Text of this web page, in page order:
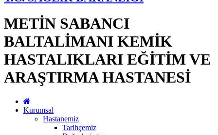
METİN SABANCI
BALTALİMANI KEMİK
HASTALIKLARI EĞİTİM VE
ARAŞTIRMA HASTANESİ
Kurumsal
Hastanemiz
Tarihçemiz